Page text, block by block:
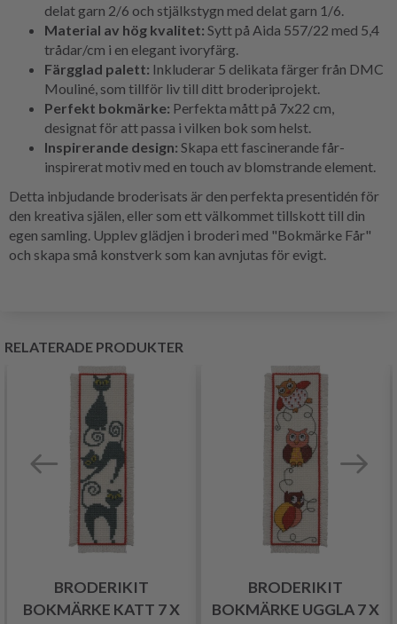
delat garn 2/6 och stjälkstygn med delat garn 1/6.
Material av hög kvalitet: Sytt på Aida 557/22 med 5,4
trådar/cm i en elegant ivoryfärg.
Färgglad palett: Inkluderar 5 delikata färger från DMC
Mouliné, som tillför liv till ditt broderiprojekt.
Perfekt bokmärke: Perfekta mått på 7x22 cm,
designat för att passa i vilken bok som helst.
Inspirerande design: Skapa ett fascinerande får-
inspirerat motiv med en touch av blomstrande element.
Detta inbjudande broderisats är den perfekta presentidén för
den kreativa själen, eller som ett välkommet tillskott till din
egen samling. Upplev glädjen i broderi med "Bokmärke Får"
och skapa små konstverk som kan avnjutas för evigt.
RELATERADE PRODUKTER
BRODERIKIT
BOKMÄRKE KATT 7 X
BRODERIKIT
BOKMÄRKE UGGLA 7 X